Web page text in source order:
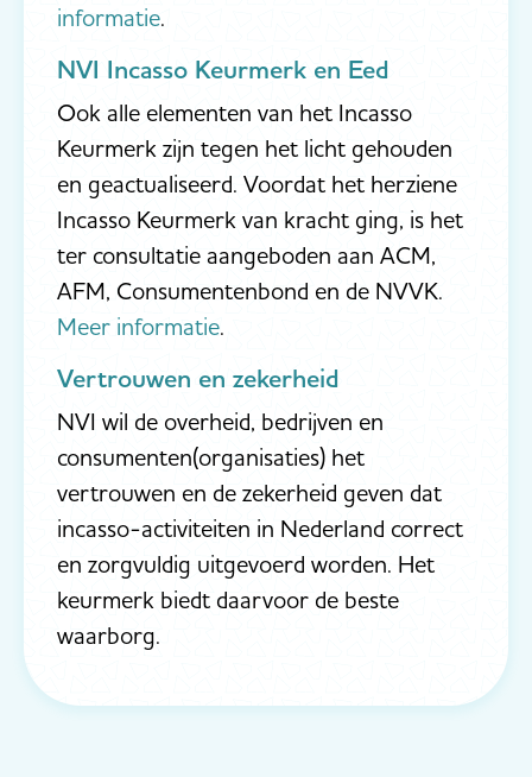
informatie.
NVI Incasso Keurmerk en Eed
Ook alle elementen van het Incasso
Keurmerk zijn tegen het licht gehouden
en geactualiseerd. Voordat het herziene
Incasso Keurmerk van kracht ging, is het
ter consultatie aangeboden aan ACM,
AFM, Consumentenbond en de NVVK.
Meer informatie.
Vertrouwen en zekerheid
NVI wil de overheid, bedrijven en
consumenten(organisaties) het
vertrouwen en de zekerheid geven dat
incasso-activiteiten in Nederland correct
en zorgvuldig uitgevoerd worden. Het
keurmerk biedt daarvoor de beste
waarborg.